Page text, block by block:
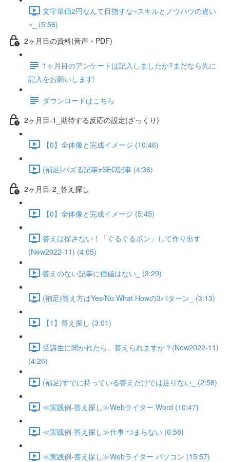
文字単価2円なんて目指すな~スキルとノウハウの違い
~_ (5:56)
2ヶ月目の資料(音声・PDF)
1ヶ月目のアンケートは記入しましたか?まだなら先に
記入をお願いします!
ダウンロードはこちら
2ヶ月目-1_期待する反応の設定(ざっくり)
【0】全体像と完成イメージ (10:46)
(補足)バズる記事≠SEO記事 (4:36)
2ヶ月目-2_答え探し
【0】全体像と完成イメージ (5:45)
答えは探さない！「ぐるぐるポン」して作り出す
(New2022-11) (4:05)
答えのない記事に価値はない_ (3:29)
(補足)答え方はYes/No What Howの3パターン_ (3:13)
【1】答え探し (3:01)
受講生に聞かれたら、答えられますか？(New2022-11)
(4:26)
(補足)すでに持っている答えだけでは足りない_ (2:58)
≪実践例-答え探し≫Webライター Word (10:47)
≪実践例-答え探し≫仕事 つまらない (6:58)
≪実践例-答え探し≫Webライター パソコン (15:57)